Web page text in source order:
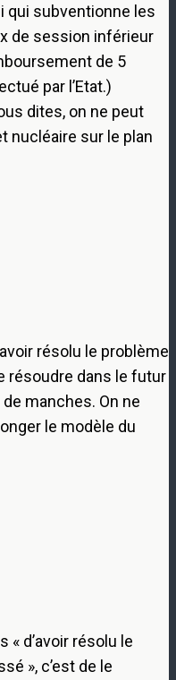
qui subventionne les
de session inférieur
de 5
par l’Etat.)
dites, on ne peut
nucléaire sur le plan
résolu le problème
résoudre dans le futur
manches. On ne
le modèle du
« d’avoir résolu le
», c’est de le